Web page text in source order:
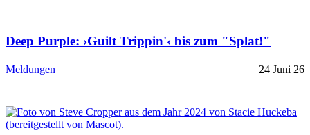
Deep Purple: ›Guilt Trippin'‹ bis zum "Splat!"
Meldungen 24 Juni 26